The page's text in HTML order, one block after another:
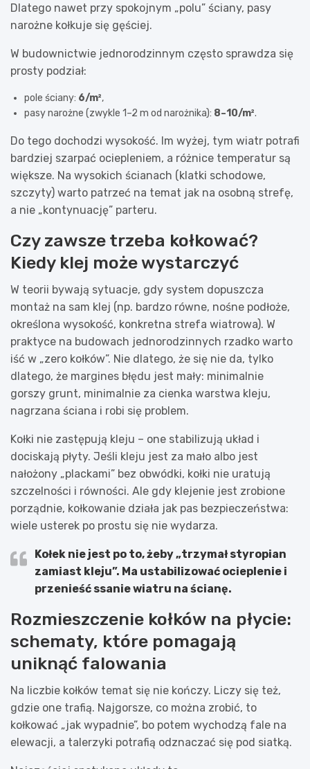
Dlatego nawet przy spokojnym „polu” ściany, pasy
narożne kołkuje się gęściej.
W budownictwie jednorodzinnym często sprawdza się
prosty podział:
pole ściany: 6/m²,
pasy narożne (zwykle 1–2 m od narożnika): 8–10/m².
Do tego dochodzi wysokość. Im wyżej, tym wiatr potrafi
bardziej szarpać ociepleniem, a różnice temperatur są
większe. Na wysokich ścianach (klatki schodowe,
szczyty) warto patrzeć na temat jak na osobną strefę,
a nie „kontynuację” parteru.
Czy zawsze trzeba kołkować?
Kiedy klej może wystarczyć
W teorii bywają sytuacje, gdy system dopuszcza
montaż na sam klej (np. bardzo równe, nośne podłoże,
określona wysokość, konkretna strefa wiatrowa). W
praktyce na budowach jednorodzinnych rzadko warto
iść w „zero kołków”. Nie dlatego, że się nie da, tylko
dlatego, że margines błędu jest mały: minimalnie
gorszy grunt, minimalnie za cienka warstwa kleju,
nagrzana ściana i robi się problem.
Kołki nie zastępują kleju – one stabilizują układ i
dociskają płyty. Jeśli kleju jest za mało albo jest
nałożony „plackami” bez obwódki, kołki nie uratują
szczelności i równości. Ale gdy klejenie jest zrobione
porządnie, kołkowanie działa jak pas bezpieczeństwa:
wiele usterek po prostu się nie wydarza.
Kołek nie jest po to, żeby „trzymał styropian
zamiast kleju”. Ma ustabilizować ocieplenie i
przenieść ssanie wiatru na ścianę.
Rozmieszczenie kołków na płycie:
schematy, które pomagają
uniknąć falowania
Na liczbie kołków temat się nie kończy. Liczy się też,
gdzie one trafią. Najgorsze, co można zrobić, to
kołkować „jak wypadnie”, bo potem wychodzą fale na
elewacji, a talerzyki potrafią odznaczać się pod siatką.